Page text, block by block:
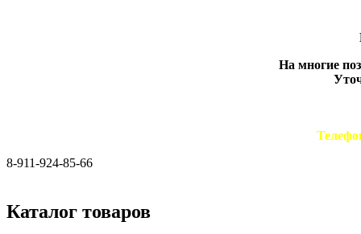
На многие
8-911-924-85-66
Каталог товаров